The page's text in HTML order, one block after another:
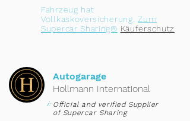
Fahrzeug hat
Vollkaskoversicherung. Zum
Supercar Sharing® Käuferschutz
Autogarage
Hollmann International
i: Official and verified Supplier
of Supercar Sharing